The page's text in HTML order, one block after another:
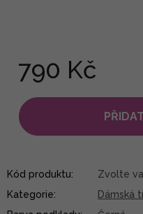
790 Kč
Kód produktu:
Zvolte
Kategorie:
Dámská